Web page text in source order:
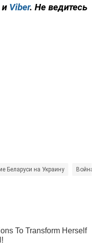
и Viber. Не ведитесь
Беларуси на Украину Война